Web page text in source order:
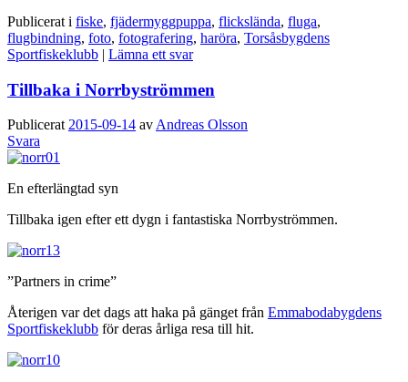
Publicerat i fiske, fjädermyggpuppa, flickslända, fluga,
flugbindning, foto, fotografering, haröra, Torsåsbygdens
Sportfiskeklubb | Lämna ett svar
Tillbaka i Norrbyströmmen
Publicerat 2015-09-14 av Andreas Olsson
Svara
En efterlängtad syn
Tillbaka igen efter ett dygn i fantastiska Norrbyströmmen.
”Partners in crime”
Återigen var det dags att haka på gänget från Emmabodabygdens
Sportfiskeklubb för deras årliga resa till hit.